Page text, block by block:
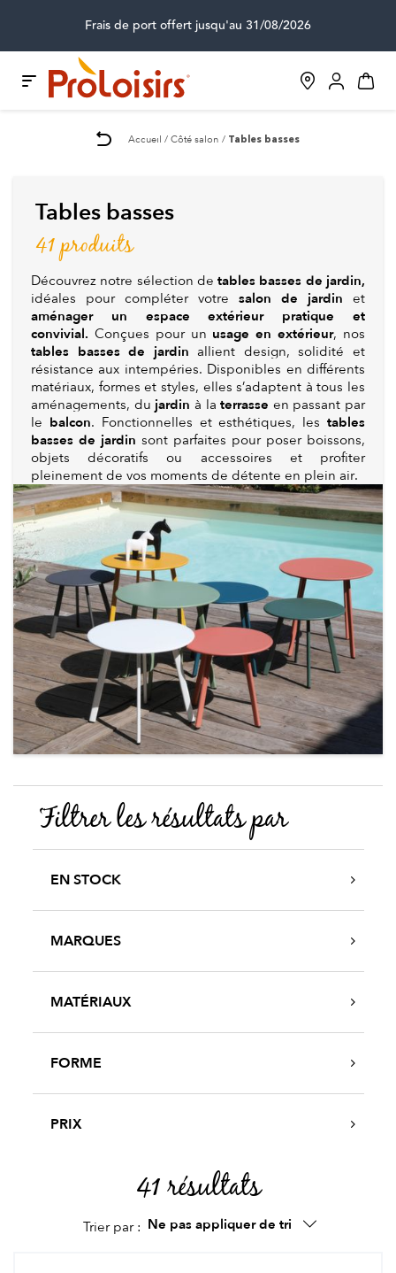
Frais de port offert jusqu'au 31/08/2026
Accueil Côté salon Tables basses
Tables basses
41 produits
Découvrez notre sélection detables basses de jardin,
idéales pour compléter votre salon de jardin et
aménager un espace extérieur pratique et
convivial. Conçues pour un usage en extérieur, nos
tables basses de jardin allient design, solidité et
résistance aux intempéries. Disponibles en différents
matériaux, formes et styles, elles s’adaptent à tous les
aménagements, du jardin à laterrasse en passant par
le balcon. Fonctionnelles et esthétiques, lestables
basses de jardin sont parfaites pour poser boissons,
objets décoratifs ou accessoires et profiter
pleinement de vos moments de détente en plein air.
Filtrer les résultats par
EN STOCK
MARQUES
MATÉRIAUX
FORME
PRIX
41 résultats
Trier par : Ne pas appliquer de tri